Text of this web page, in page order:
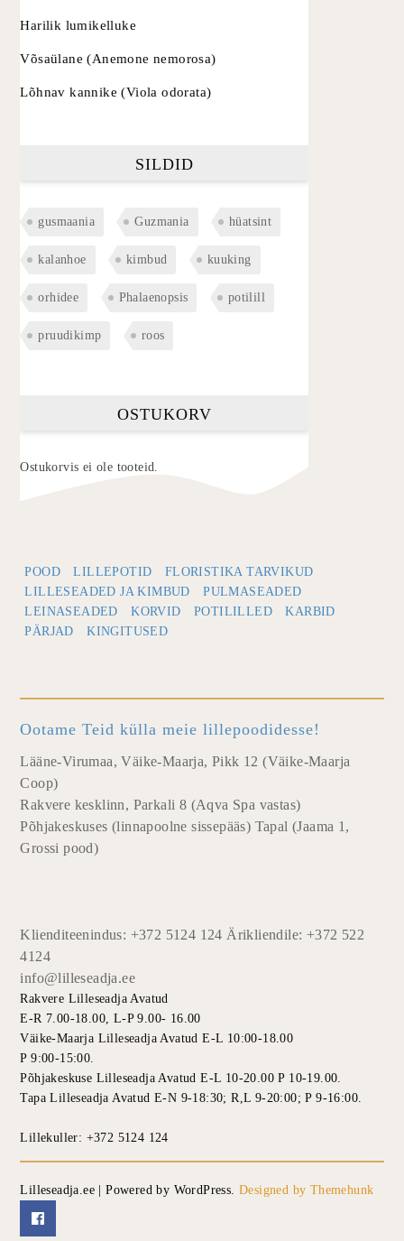
Harilik lumikelluke
Võsaülane (Anemone nemorosa)
Lõhnav kannike (Viola odorata)
SILDID
gusmaania Guzmania hüatsint
kalanhoe kimbud kuuking
orhidee Phalaenopsis potilill
pruudikimp roos
OSTUKORV
Ostukorvis ei ole tooteid.
POOD LILLEPOTID
FLORISTIKA TARVIKUD
LILLESEADED JA KIMBUD
PULMASEADED
LEINASEADED
KORVID POTILILLED
KARBID
PÄRJAD
KINGITUSED
Ootame Teid külla meie lillepoodidesse!
Lääne-Virumaa, Väike-Maarja, Pikk 12 (Väike-Maarja
Coop)
Rakvere kesklinn, Parkali 8 (Aqva Spa vastas)
Põhjakeskuses (linnapoolne sissepääs) Tapal (Jaama 1,
Grossi pood)
Klienditeenindus: +372 5124 124 Ärikliendile: +372 522
4124
info@lilleseadja.ee
Rakvere Lilleseadja Avatud
E-R 7.00-18.00, L-P 9.00- 16.00
Väike-Maarja Lilleseadja Avatud E-L 10:00-18.00
P 9:00-15:00.
Põhjakeskuse Lilleseadja Avatud E-L 10-20.00 P 10-19.00.
Tapa Lilleseadja Avatud E-N 9-18:30; R,L 9-20:00; P 9-16:00.
Lillekuller: +372 5124 124
Lilleseadja.ee | Powered by WordPress.Designed by Themehunk